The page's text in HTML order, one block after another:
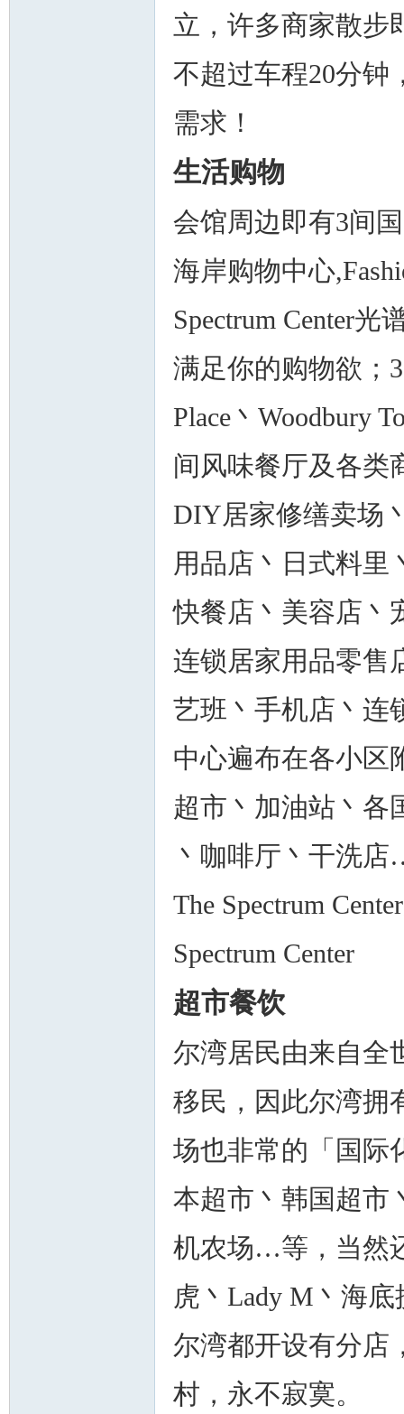
立，许多商家散步
不超过车程20分钟
需求！
生活购物
会馆周边即有3间
海岸购物中心
Spectrum Center
满足你的购物欲；
Place丶Woodbury
间风味餐厅及各类
DIY居家修缮卖场
用品店丶日式料里
快餐店丶美容店丶
连锁居家用品零售
艺班丶手机店丶连
中心遍布在各小区
超市丶加油站丶各
丶咖啡厅丶干洗
The Spectrum
Spectrum Center
超市餐饮
尔湾居民由来自全
移民，因此尔湾拥
场也非常的「国际
本超市丶韩国超市
机农场…等，当然
虎丶Lady M丶海
尔湾都开设有分店
村，永不寂寞。